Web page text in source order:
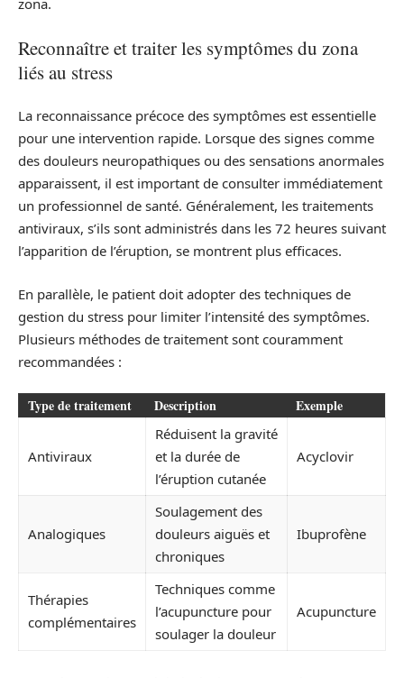
zona.
Reconnaître et traiter les symptômes du zona
liés au stress
La reconnaissance précoce des symptômes est essentielle
pour une intervention rapide. Lorsque des signes comme
des douleurs neuropathiques ou des sensations anormales
apparaissent, il est important de consulter immédiatement
un professionnel de santé. Généralement, les traitements
antiviraux, s’ils sont administrés dans les 72 heures suivant
l’apparition de l’éruption, se montrent plus efficaces.
En parallèle, le patient doit adopter des techniques de
gestion du stress pour limiter l’intensité des symptômes.
Plusieurs méthodes de traitement sont couramment
recommandées :
Type de traitement Description Exemple
Antiviraux
Réduisent la gravité
et la durée de
l’éruption cutanée
Acyclovir
Analogiques
Soulagement des
douleurs aiguës et
chroniques
Ibuprofène
Thérapies
complémentaires
Techniques comme
l’acupuncture pour
soulager la douleur
Acupuncture